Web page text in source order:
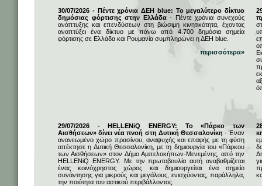
30/07/2026 - Πέντε χρόνια ΔΕΗ blue: Το μεγαλύτερο δίκτυο
δημόσιας φόρτισης στην Ελλάδα- Πέντε χρόνια συνεχούς
ανάπτυξης και επενδύσεων στη βιώσιμη κινητικότητα, έχοντας
αναπτύξει ένα δίκτυο με πάνω από 4.700 δημόσια σημεία
φόρτισης σε Ελλάδα και Ρουμανία συμπληρώνει η ΔΕΗ blue.
περισσότερα»
29/07/2026 - HELLENiQ ENERGY: Το «Πάρκο των
Αισθήσεων» δίνει νέα πνοή στη Δυτική Θεσσαλονίκη - Έναν
ανανεωμένο χώρο πρασίνου, αναψυχής και επαφής με τη φύση
απέκτησε η Δυτική Θεσσαλονίκη, με τη δημιουργία του «Πάρκου
των Αισθήσεων» στον Δήμο Αμπελοκήπων-Μενεμένης, από την
HELLENiQ ENERGY. Με την πρωτοβουλία αυτή αναβαθμίζεται
ένας κοινόχρηστος χώρος και δημιουργείται ένα σημείο
συνάντησης για μικρούς και μεγάλους, ενισχύοντας, παράλληλα,
την ποιότητα του αστικού περιβάλλοντος.